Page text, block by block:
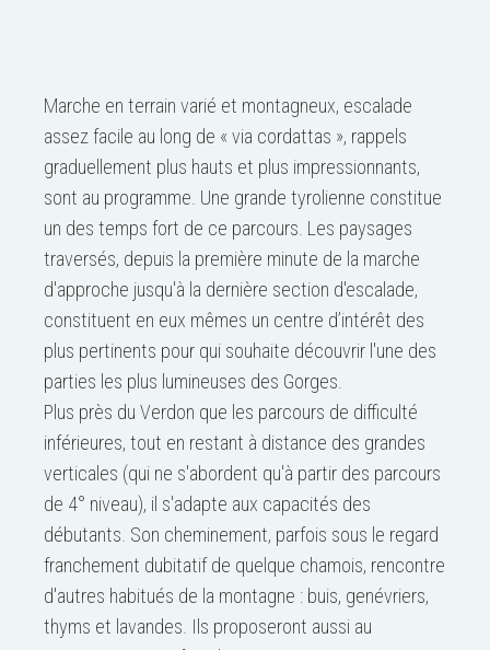
Marche en terrain varié et montagneux, escalade
assez facile au long de « via cordattas », rappels
graduellement plus hauts et plus impressionnants,
sont au programme. Une grande tyrolienne constitue
un des temps fort de ce parcours. Les paysages
traversés, depuis la première minute de la marche
d'approche jusqu'à la dernière section d'escalade,
constituent en eux mêmes un centre d’intérêt des
plus pertinents pour qui souhaite découvrir l'une des
parties les plus lumineuses des Gorges.
Plus près du Verdon que les parcours de difficulté
inférieures, tout en restant à distance des grandes
verticales (qui ne s'abordent qu'à partir des parcours
de 4° niveau), il s'adapte aux capacités des
débutants. Son cheminement, parfois sous le regard
franchement dubitatif de quelque chamois, rencontre
d'autres habitués de la montagne : buis, genévriers,
thyms et lavandes. Ils proposeront aussi au